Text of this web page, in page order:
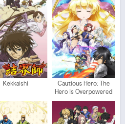
Kekkaishi
Cautious Hero: The
Hero Is Overpowered
but Overly Cautious